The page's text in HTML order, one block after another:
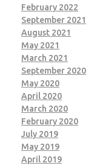
February 2022
September 2021
August 2021
May 2021
March 2021
September 2020
May 2020
April 2020
March 2020
February 2020
July 2019
May 2019
April 2019